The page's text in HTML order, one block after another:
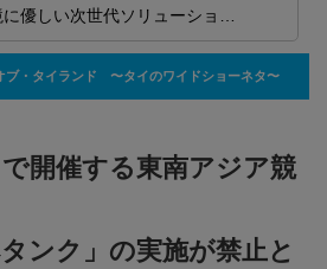
優しい次世代ソリューショ…
ブ・タイランド 〜タイのワイドショーネタ〜
開催する東南アジア競
ンク」の実施が禁止と